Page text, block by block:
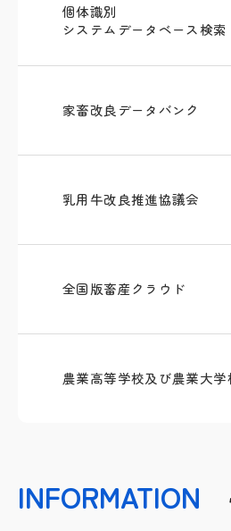
個体識別
システムデータベース検索
家畜改良データバンク
乳用牛改良推進協議会
全国版畜産クラウド
農業高等学校及び農業大学
INFORMATION